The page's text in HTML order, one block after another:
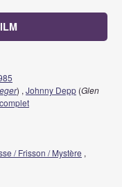
) , Johnny Depp (Glen
/ Frisson / Mystère ,